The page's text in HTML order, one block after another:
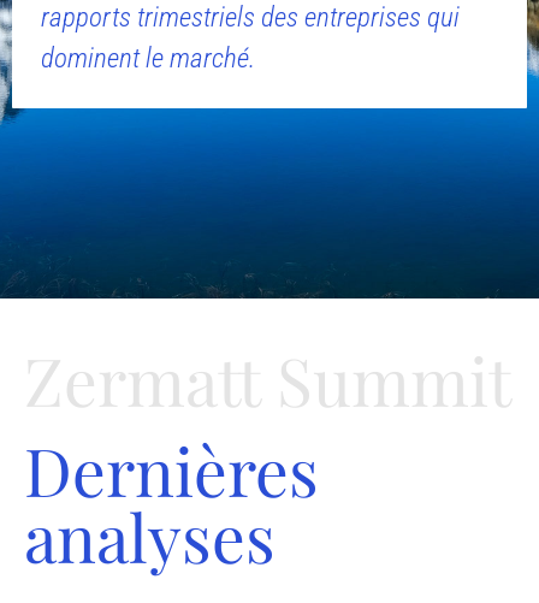
rapports trimestriels des entreprises qui
dominent le marché.
Zermatt Summit
Dernières
analyses